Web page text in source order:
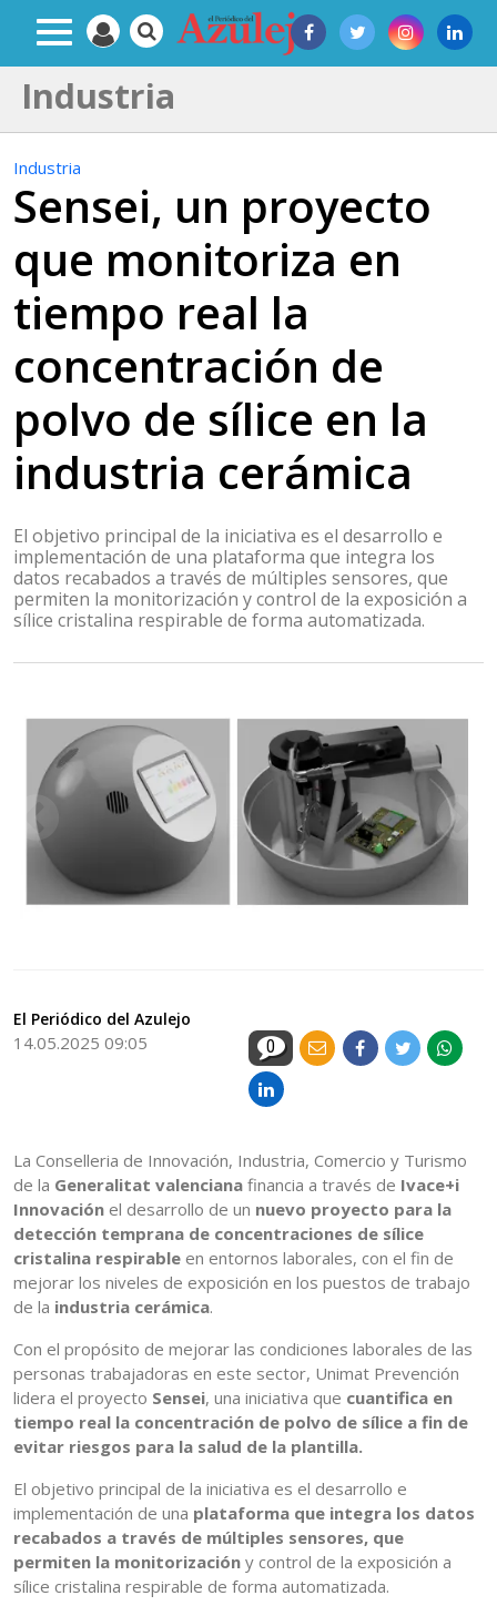
Industria
Industria
Sensei, un proyecto
que monitoriza en
tiempo real la
concentración de
polvo de sílice en la
industria cerámica
El objetivo principal de la iniciativa es el desarrollo e
implementación de una plataforma que integra los
datos recabados a través de múltiples sensores, que
permiten la monitorización y control de la exposición a
sílice cristalina respirable de forma automatizada.
El Periódico del Azulejo
14.05.2025 09:05 0
La Conselleria de Innovación, Industria, Comercio y Turismo
de la Generalitat valenciana financia a través de Ivace+i
Innovación el desarrollo de un nuevo proyecto para la
detección temprana de concentraciones de sílice
cristalina respirable en entornos laborales, con el fin de
mejorar los niveles de exposición en los puestos de trabajo
de la industria cerámica.
Con el propósito de mejorar las condiciones laborales de las
personas trabajadoras en este sector, Unimat Prevención
lidera el proyecto Sensei, una iniciativa que cuantifica en
tiempo real la concentración de polvo de sílice a fin de
evitar riesgos para la salud de la plantilla.
El objetivo principal de la iniciativa es el desarrollo e
implementación de una plataforma que integra los datos
recabados a través de múltiples sensores, que
permiten la monitorización y control de la exposición a
sílice cristalina respirable de forma automatizada.